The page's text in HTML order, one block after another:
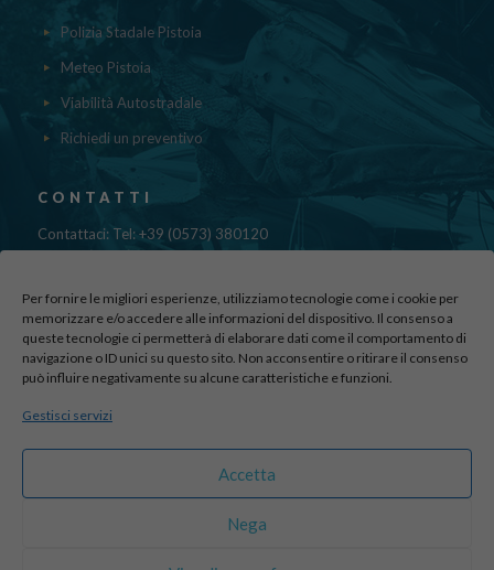
Per fornire le migliori esperienze, utilizziamo tecnologie come i cookie per
memorizzare e/o accedere alle informazioni del dispositivo. Il consenso a
queste tecnologie ci permetterà di elaborare dati come il comportamento di
navigazione o ID unici su questo sito. Non acconsentire o ritirare il consenso
può influire negativamente su alcune caratteristiche e funzioni.
Gestisci servizi
Accetta
Nega
Polizia Stadale Pistoia
Meteo Pistoia
Viabilità Autostradale
Richiedi un preventivo
CONTATTI
Contattaci: Tel: +39 (0573) 380120
Fax: 39 (0573) 985420
Via di Canapale, 10
51100 PISTOIA
Find us here:
sito realizzato da